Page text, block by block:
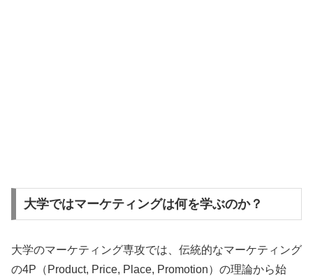
大学ではマーケティングは何を学ぶのか？
大学のマーケティング専攻では、伝統的なマーケティング
の4P（Product, Price, Place, Promotion）の理論から始